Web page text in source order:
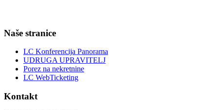
Naše stranice
LC Konferencija Panorama
UDRUGA UPRAVITELJ
Porez na nekretnine
LC WebTicketing
Kontakt